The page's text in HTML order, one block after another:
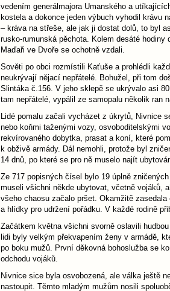
vedením generálmajora Umanského a
kostela a dokonce jeden výbuch vyhodil krávu
– kráva na střeše, ale jak ji dostat dolů, to byl
rusko-rumunská pěchota. Kolem desáté hodiny
Maďaři ve Dvoře se ochotně vzdali.
Sověti po obci rozmístili Kaťuše a prohlédli
neukrývají nějací nepřátelé. Bohužel, při tom
Slintáka č.156. V jeho sklepě se ukrývalo asi
tam nepřátelé, vypálil ze samopalu několik ran
Lidé pomalu začali vycházet z úkrytů, Nivnice
nebo koňmi taženými vozy, osvoboditelskými
rekvírovaného dobytka, prasat a koní, které
k obživě armády. Dál nemohli, protože byl
14 dnů, po které se pro ně muselo najít
Ze 717 popisných čísel bylo 19 úplně
museli všichni někde ubytovat, včetně vojáků,
všeho chaosu začalo pršet. Okamžitě
a hlídky pro udržení pořádku. V každé rodině
Začátkem května všichni svorně oslavili
lidi byly velkým překvapením ženy v armádě,
po boku mužů. První děkovná bohoslužba se
odchodu vojáků.
Nivnice sice byla osvobozená, ale válka ještě
nastoupit. Těmto mladým mužům nosili